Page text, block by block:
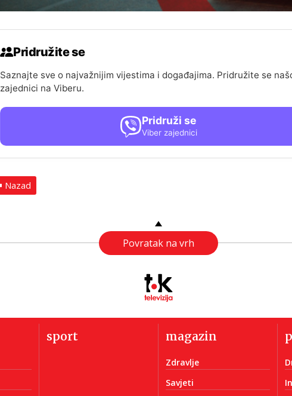
Pridružite se
Saznajte sve o najvažnijim vijestima i događajima. Pridružite se
zajednici na Viberu.
Pridruži se
Viber zajednici
Nazad
Povratak na vrh
sport magazin
Zdravlje
Savjeti